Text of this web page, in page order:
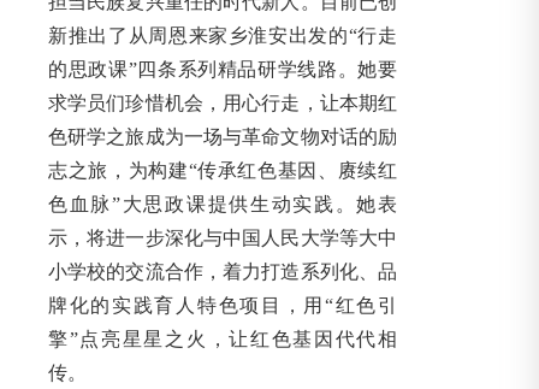
新推出了从周恩来家乡淮安出发的“行走
的思政课”四条系列精品研学线路。她要
求学员们珍惜机会，用心行走，让本期红
色研学之旅成为一场与革命文物对话的励
志之旅，为构建“传承红色基因、赓续红
色血脉”大思政课提供生动实践。她表
示，将进一步深化与中国人民大学等大中
小学校的交流合作，着力打造系列化、品
牌化的实践育人特色项目，用“红色引
擎”点亮星星之火，让红色基因代代相
传。